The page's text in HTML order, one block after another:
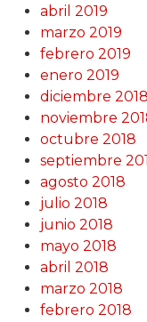
abril 2019
marzo 2019
febrero 2019
enero 2019
diciembre 2018
noviembre
octubre 2018
septiembre
agosto 2018
julio 2018
junio 2018
mayo 2018
abril 2018
marzo 2018
febrero 2018